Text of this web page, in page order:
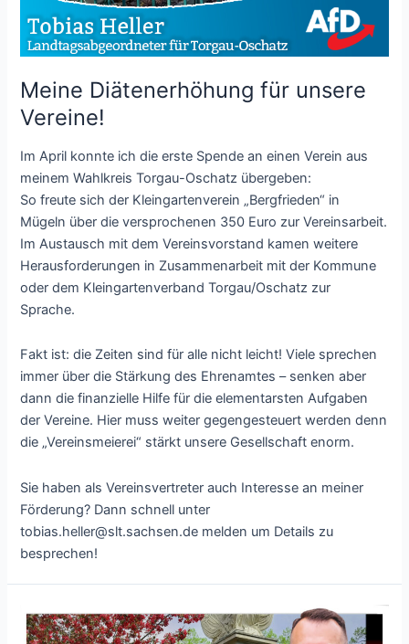
Meine Diätenerhöhung für unsere
Vereine!
Im April konnte ich die erste Spende an einen Verein aus
meinem Wahlkreis Torgau-Oschatz übergeben:
So freute sich der Kleingartenverein „Bergfrieden“ in
Mügeln über die versprochenen 350 Euro zur Vereinsarbeit.
Im Austausch mit dem Vereinsvorstand kamen weitere
Herausforderungen in Zusammenarbeit mit der Kommune
oder dem Kleingartenverband Torgau/Oschatz zur
Sprache.
Fakt ist: die Zeiten sind für alle nicht leicht! Viele sprechen
immer über die Stärkung des Ehrenamtes – senken aber
dann die finanzielle Hilfe für die elementarsten Aufgaben
der Vereine. Hier muss weiter gegengesteuert werden denn
die „Vereinsmeierei“ stärkt unsere Gesellschaft enorm.
Sie haben als Vereinsvertreter auch Interesse an meiner
Förderung? Dann schnell unter
tobias.heller@slt.sachsen.de melden um Details zu
besprechen!